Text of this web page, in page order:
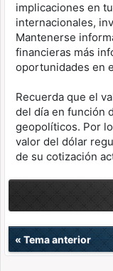
implicaciones en
internacionales,
Mantenerse
financieras más
oportunidades en
Recuerda que el
del día en función
geopolíticos. Por
valor del dólar
de su cotización
« Tema anterior